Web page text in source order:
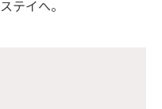
テイへ。